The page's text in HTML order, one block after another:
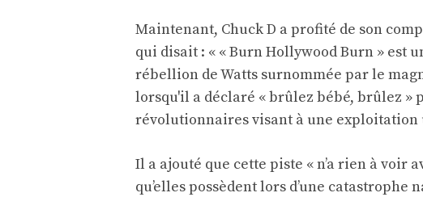
Maintenant, Chuck D a profité de son
qui disait : « « Burn Hollywood Burn » est
rébellion de Watts surnommée par le
lorsqu'il a déclaré « brûlez bébé, brûlez »
révolutionnaires visant à une
Il a ajouté que cette piste « n’a rien à voir
qu’elles possèdent lors d’une